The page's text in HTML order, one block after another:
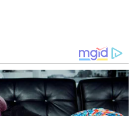
suvarna news ಅನ್ನು